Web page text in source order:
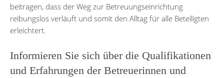
beitragen, dass der Weg zur Betreuungseinrichtung
reibungslos verläuft und somit den Alltag für alle Beteiligten
erleichtert.
Informieren Sie sich über die Qualifikationen
und Erfahrungen der Betreuerinnen und